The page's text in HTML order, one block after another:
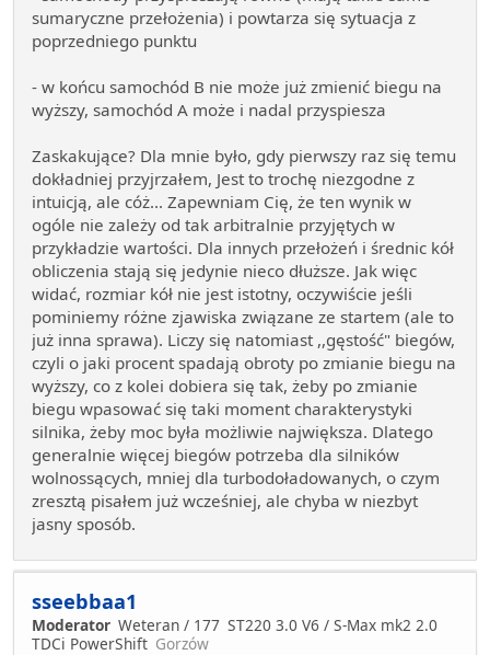
sumaryczne przełożenia) i powtarza się sytuacja z
poprzedniego punktu
- w końcu samochód B nie może już zmienić biegu na
wyższy, samochód A może i nadal przyspiesza
Zaskakujące? Dla mnie było, gdy pierwszy raz się temu
dokładniej przyjrzałem, Jest to trochę niezgodne z
intuicją, ale cóż... Zapewniam Cię, że ten wynik w
ogóle nie zależy od tak arbitralnie przyjętych w
przykładzie wartości. Dla innych przełożeń i średnic kół
obliczenia stają się jedynie nieco dłuższe. Jak więc
widać, rozmiar kół nie jest istotny, oczywiście jeśli
pominiemy różne zjawiska związane ze startem (ale to
już inna sprawa). Liczy się natomiast ,,gęstość" biegów,
czyli o jaki procent spadają obroty po zmianie biegu na
wyższy, co z kolei dobiera się tak, żeby po zmianie
biegu wpasować się taki moment charakterystyki
silnika, żeby moc była możliwie największa. Dlatego
generalnie więcej biegów potrzeba dla silników
wolnossących, mniej dla turbodoładowanych, o czym
zresztą pisałem już wcześniej, ale chyba w niezbyt
jasny sposób.
sseebbaa1
Moderator Weteran / 177 ST220 3.0 V6 / S-Max mk2 2.0
TDCi PowerShift Gorzów